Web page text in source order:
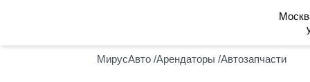
МирусАвто /Арендаторы /Автозапчасти